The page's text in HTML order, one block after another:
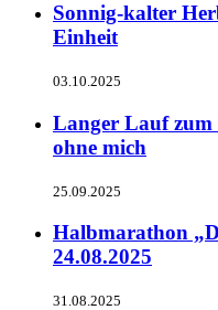
Sonnig-kalter
Einheit
03.10.2025
Langer Lauf
ohne mich
25.09.2025
Halbmarathon
24.08.2025
31.08.2025